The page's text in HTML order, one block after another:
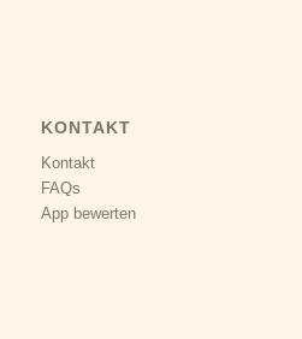
KONTAKT
Kontakt
FAQs
App bewerten